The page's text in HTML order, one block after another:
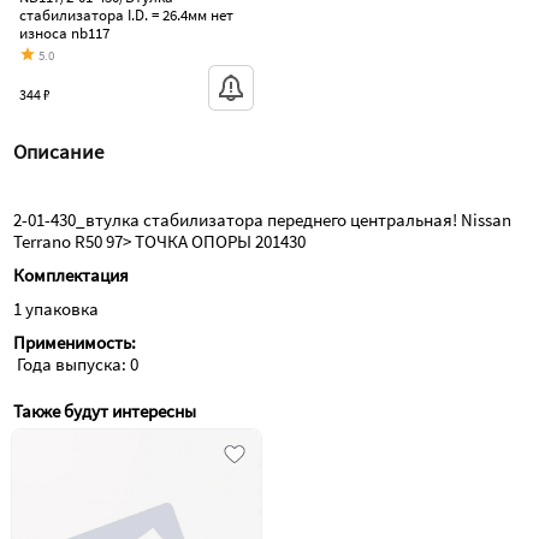
стабилизатора I.D. = 26.4мм нет
износа nb117
5.0
344 ₽
Описание
2-01-430_втулка стабилизатора переднего центральная! Nissan
Terrano R50 97> ТОЧКА ОПОРЫ 201430
Комплектация
1 упаковка
Применимость:
Года выпуска: 0
Также будут интересны